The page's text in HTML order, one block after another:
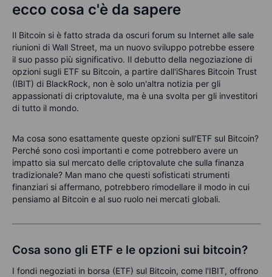
ecco cosa c'è da sapere
Il Bitcoin si è fatto strada da oscuri forum su Internet alle sale
riunioni di Wall Street, ma un nuovo sviluppo potrebbe essere
il suo passo più significativo. Il debutto della negoziazione di
opzioni sugli ETF su Bitcoin, a partire dall'iShares Bitcoin Trust
(IBIT) di BlackRock, non è solo un'altra notizia per gli
appassionati di criptovalute, ma è una svolta per gli investitori
di tutto il mondo.
Ma cosa sono esattamente queste opzioni sull'ETF sul Bitcoin?
Perché sono così importanti e come potrebbero avere un
impatto sia sul mercato delle criptovalute che sulla finanza
tradizionale? Man mano che questi sofisticati strumenti
finanziari si affermano, potrebbero rimodellare il modo in cui
pensiamo al Bitcoin e al suo ruolo nei mercati globali.
Cosa sono gli ETF e le opzioni sui bitcoin?
I fondi negoziati in borsa (ETF) sul Bitcoin, come l'IBIT, offrono